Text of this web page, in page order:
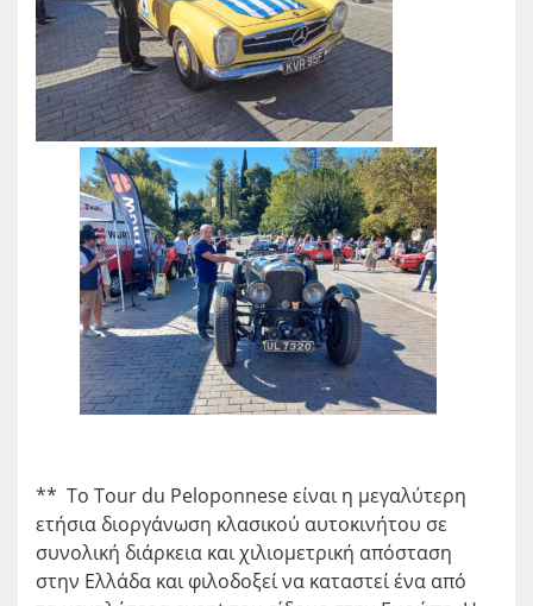
** Το Tour du Peloponnese είναι η μεγαλύτερη
ετήσια διοργάνωση κλασικού αυτοκινήτου σε
συνολική διάρκεια και χιλιομετρική απόσταση
στην Ελλάδα και φιλοδοξεί να καταστεί ένα από